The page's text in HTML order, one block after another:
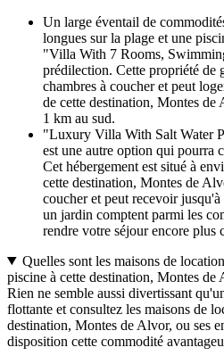
Un large éventail de
longues sur la plage et une
"Villa With 7 Rooms,
prédilection. Cette propriété de
chambres à coucher et peut
de cette destination, Montes
1 km au sud.
"Luxury Villa With Salt Water
est une autre option qui pourra
Cet hébergement est situé à
cette destination, Montes de
coucher et peut recevoir
un jardin comptent parmi les
rendre votre séjour encore plus
Quelles sont les maisons de
piscine à cette destination, Montes de
Rien ne semble aussi divertissant
flottante et consultez les maisons de
destination, Montes de Alvor, ou ses
disposition cette commodité